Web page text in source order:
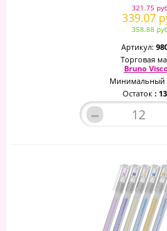
321.75
339.07
358.88
Артикул:
Торговая
Bruno
Минимальный
Остаток :
–